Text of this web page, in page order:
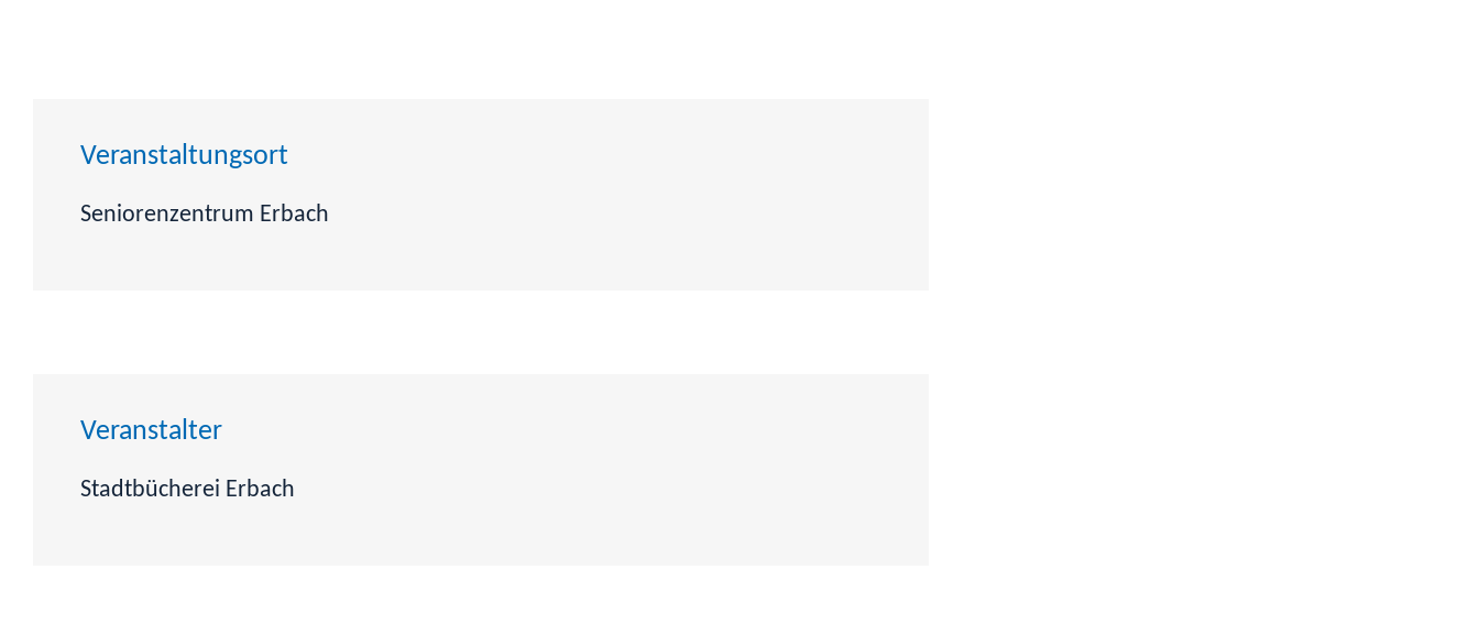
Veranstaltungsort
Seniorenzentrum Erbach
Veranstalter
Stadtbücherei Erbach